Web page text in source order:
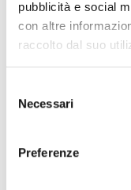
pubblicità e social
con altre
raccolto dal suo
delNecessari
Preferenze
(attraverso un
cessione).
Intensità dell’aiuto: